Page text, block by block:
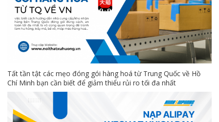
Tất tần tật các mẹo đóng gói hàng hoá từ Trung Quốc về Hồ
Chí Minh bạn cần biết để giảm thiểu rủi ro tối đa nhất